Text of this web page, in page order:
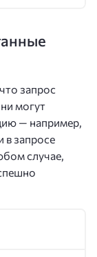
запрос
могут
— например,
в запросе
случае,